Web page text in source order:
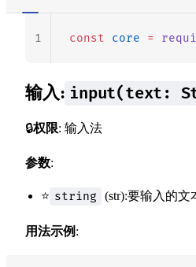
const core =
1
输入: input(text:
🔒权限: 输入法
参数:
⭐ string (str):要输入的文
用法示例 :